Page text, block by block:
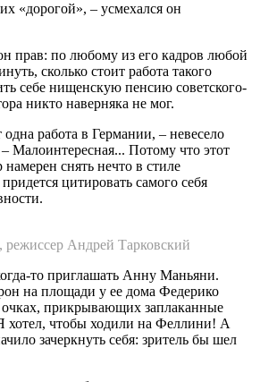
«дорогой», – усмехался он
прав: по любому из его кадров любой
сколько стоит работа такого
себе нищенскую пенсию советского-
никто наверняка не мог.
работа в Германии, – невесело
Малоинтересная... Потому что этот
снять нечто в стиле
цитировать самого себя
режиссер Андрей Тарковский
то приглашать Анну Маньяни.
на площади у ее дома Федерико
прикрывающих заплаканные
хотел, чтобы ходили на Феллини! А
зачеркнуть себя: зритель бы шел